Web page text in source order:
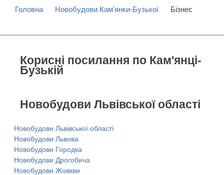
Головна Новобудови Кам'янки-Бузької Бізнес
Корисні посилання по Кам'янці-
Бузькій
Новобудови Львівської області
Новобудови Львівської області
Новобудови Львова
Новобудови Городка
Новобудови Дрогобича
Новобудови Жовкви